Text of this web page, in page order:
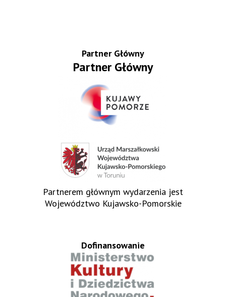
Partner Główny
Partner Główny
Partnerem głównym wydarzenia jest
Województwo Kujawsko-Pomorskie
Dofinansowanie